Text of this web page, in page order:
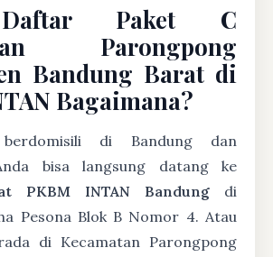
Paket C
Parongpong
Bandung Barat di
Bagaimana?
di Bandung dan
bisa langsung datang ke
PKBM INTAN Bandung di
Pesona Blok B Nomor 4. Atau
di Kecamatan Parongpong